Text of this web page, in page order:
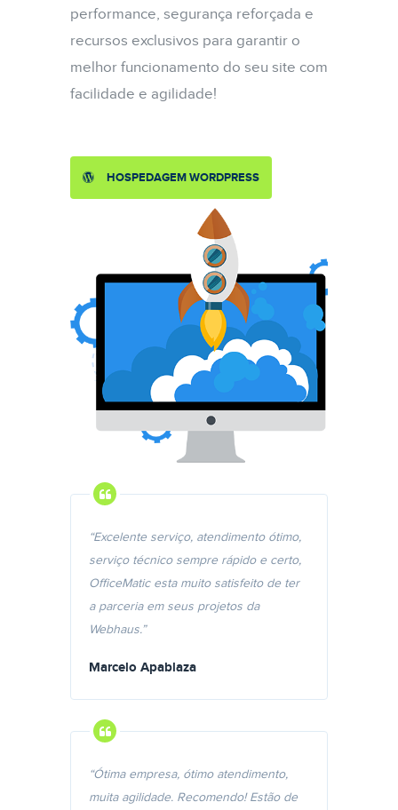
performance, segurança reforçada e
recursos exclusivos para garantir o
melhor funcionamento do seu site com
facilidade e agilidade!
HOSPEDAGEM WORDPRESS
“Excelente serviço, atendimento ótimo,
serviço técnico sempre rápido e certo,
OfficeMatic esta muito satisfeito de ter
a parceria em seus projetos da
Webhaus.”
Marcelo Apablaza
“Ótima empresa, ótimo atendimento,
muita agilidade. Recomendo! Estão de